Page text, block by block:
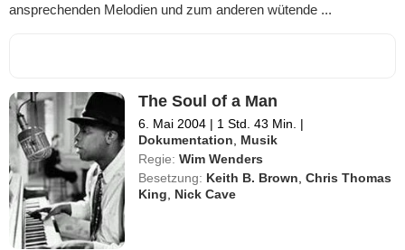
ansprechenden Melodien und zum anderen wütende ...
The Soul of a Man
6. Mai 2004 | 1 Std. 43 Min. |
Dokumentation, Musik
Regie: Wim Wenders
Besetzung: Keith B. Brown,Chris Thomas
King, Nick Cave